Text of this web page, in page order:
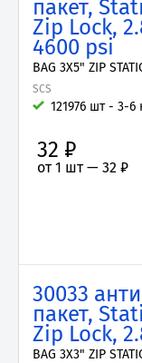
пакет,
Zip Lock,
4600 psi
BAG 3X5" ZIP
SCS
121976 шт - 3-6
32 ₽
от 1 шт — 32 ₽
30033
пакет,
Zip Lock,
BAG 3X3" ZIP